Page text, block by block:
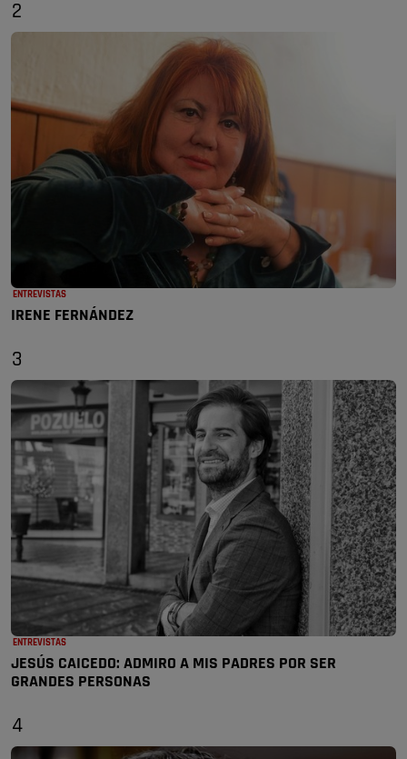
2
ENTREVISTAS
IRENE FERNÁNDEZ
3
ENTREVISTAS
JESÚS CAICEDO: ADMIRO A MIS PADRES POR SER
GRANDES PERSONAS
4